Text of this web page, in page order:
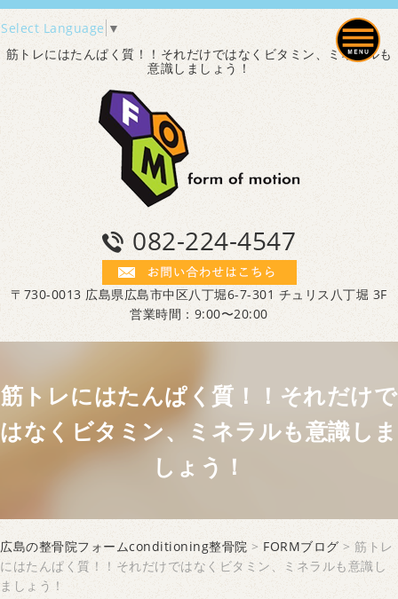
Select Language ▼
筋トレにはたんぱく質！！それだけではなくビタミン、ミネラルも
意識しましょう！
082-224-4547
〒730-0013 広島県広島市中区八丁堀6-7-301 チュリス八丁堀 3F
営業時間：9:00〜20:00
筋トレにはたんぱく質！！それだけで
はなくビタミン、ミネラルも意識しま
しょう！
広島の整骨院フォームconditioning整骨院 > FORMブログ > 筋トレ
にはたんぱく質！！それだけではなくビタミン、ミネラルも意識し
ましょう！